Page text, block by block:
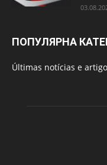
ПОПУЛЯРНА
Últimas notícias e